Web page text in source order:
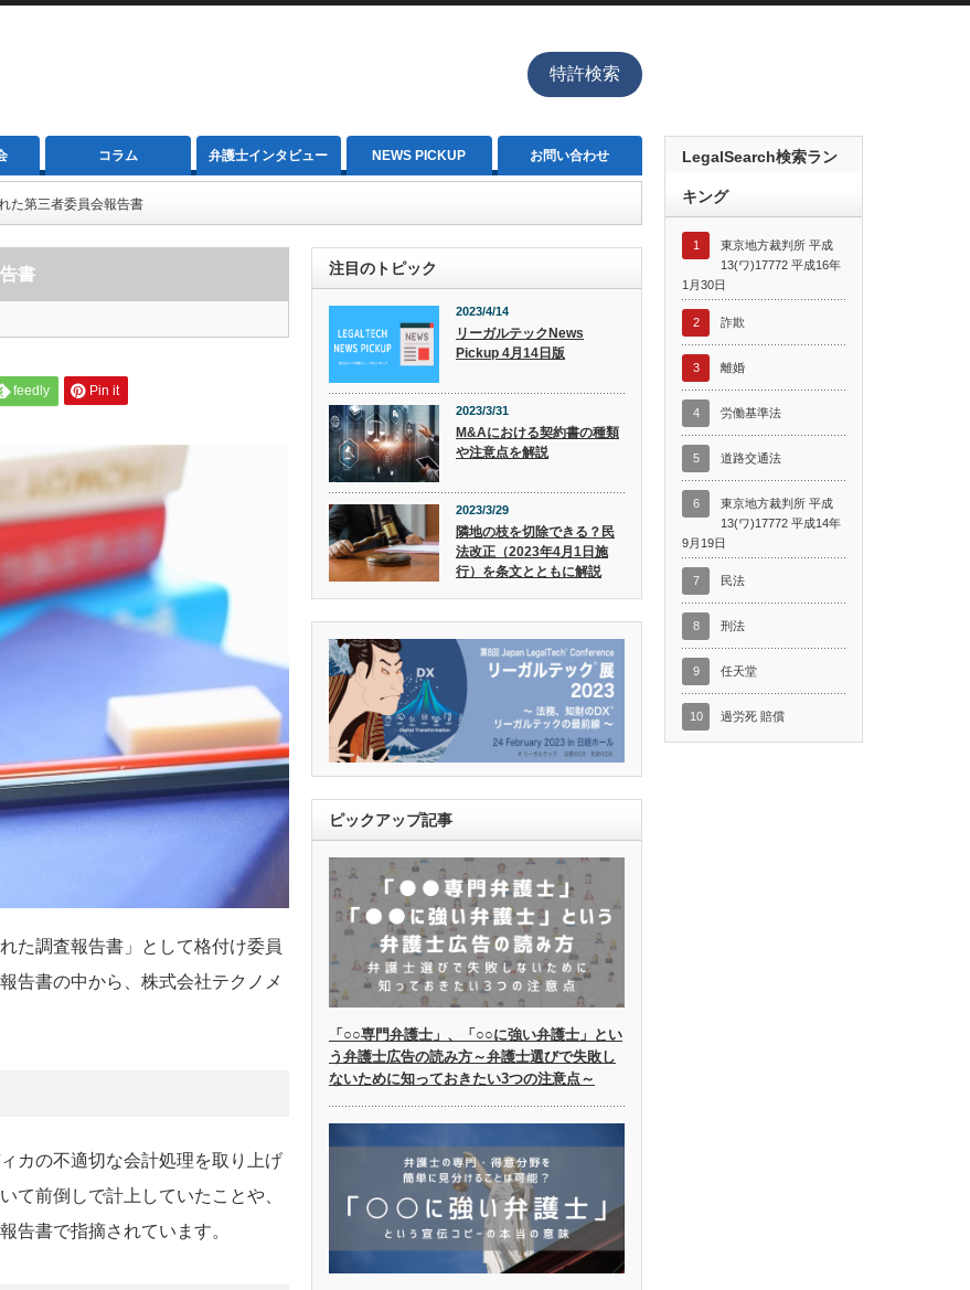
特許検索
コラム 弁護士インタビュー NEWS PICKUP お問い合わせ
た第三者委員会報告書
書
feedly Pin it
た調査報告書」として格付け委員
告書の中から、株式会社テクノメ
カの不適切な会計処理を取り上げ
て前倒しで計上していたことや、
告書で指摘されています。
注目のトピック
2023/4/14
リーガルテックNews
Pickup 4月14日版
2023/3/31
M&Aにおける契約書の種類
や注意点を解説
2023/3/29
隣地の枝を切除できる？民
法改正（2023年4月1日施
行）を条文とともに解説
ピックアップ記事
「○○専門弁護士」、「○○に強い弁護士」とい
う弁護士広告の読み方～弁護士選びで失敗し
ないために知っておきたい3つの注意点～
LegalSearch検索ラン
キング
1
東京地方裁判所 平成
13(ワ)17772 平成16年
1月30日
2 詐欺
3 離婚
4 労働基準法
5 道路交通法
6
東京地方裁判所 平成
13(ワ)17772 平成14年
9月19日
7 民法
8 刑法
9 任天堂
10 過労死 賠償